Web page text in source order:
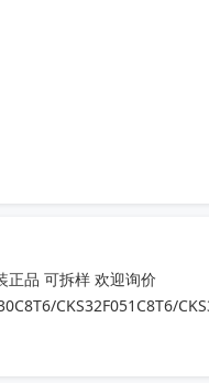
TDA8920CTH
104YG2B
XS9950
TL494IDR
CKS32F051C8T6/